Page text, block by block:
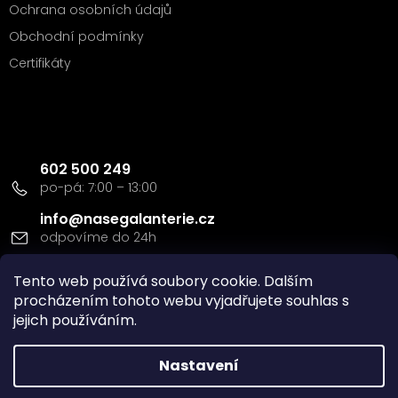
Tento web používá soubory cookie. Dalším
procházením tohoto webu vyjadřujete souhlas s
jejich používáním.
Nastavení
Ochrana osobních údajů
Obchodní podmínky
Certifikáty
info@nasegalanterie.cz
602 500 249
Doprava a platba
Vytvořil Shoptet